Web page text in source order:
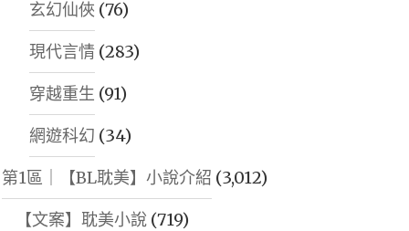
玄幻仙俠 (76)
現代言情(283)
穿越重生 (91)
網遊科幻 (34)
第1區｜【BL耽美】小說介紹 (3,012)
【文案】耽美小說(719)